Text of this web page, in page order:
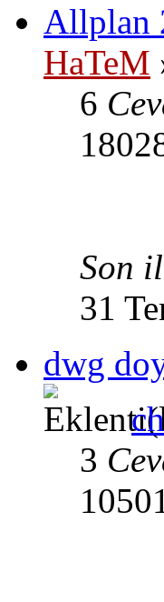
Allplan
HaTeM
6
Son
31
dwg
3
10501